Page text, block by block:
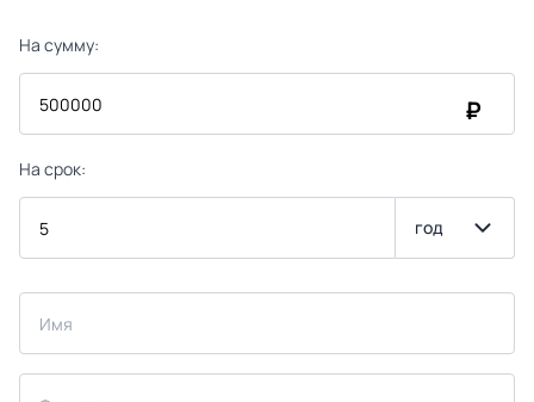
На сумму:
₽
На срок:
год